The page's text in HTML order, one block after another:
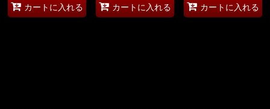
カートに入れる カートに入れる カートに入れる